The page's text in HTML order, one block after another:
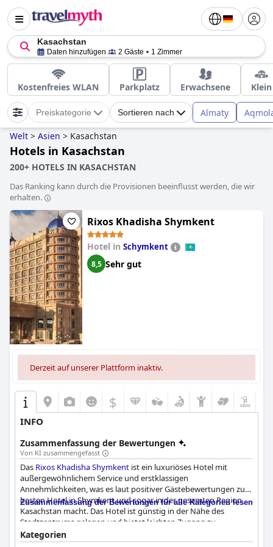
Kasachstan
Daten hinzufügen 2 Gäste 1 Zimmer
Kostenfreies WLAN Parkplatz Erwachsene Klein
Preiskategorie Sortieren nach Almaty
Welt > Asien > Kasachstan
Hotels in Kasachstan
200+ HOTELS IN KASACHSTAN
Das Ranking kann durch die Provisionen beeinflusst werden, die wir
erhalten.
Rixos Khadisha Shymkent
Hotel in Schymkent
8,5 Sehr gut
Derzeit auf unserer Plattform inaktiv.
$
INFO
Zusammenfassung der Bewertungen
Von KI zusammengefasst
Das Rixos Khadisha Shymkent ist ein luxuriöses Hotel mit
außergewöhnlichem Service und erstklassigen
Annehmlichkeiten, was es laut positiver Gästebewertungen zum
besten Hotel in Shymkent und sogar in der gesamten Region
Kasachstan macht. Das Hotel ist günstig in der Nähe des
Stadtzentrums gelegen und bietet leichten Zugang zu
Restaurants und Cafés. Das Frühstücksbuffet bietet eine große
Auswahl an frischen, köstlichen Gerichten, darunter auch
Zusammenfassung der Bewertungen für alle Kategorien lesen
Kategorien